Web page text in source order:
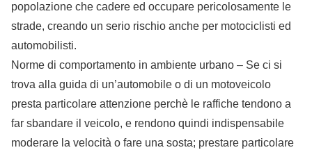
popolazione che cadere ed occupare pericolosamente le
strade, creando un serio rischio anche per motociclisti ed
automobilisti.
Norme di comportamento in ambiente urbano – Se ci si
trova alla guida di un’automobile o di un motoveicolo
presta particolare attenzione perchè le raffiche tendono a
far sbandare il veicolo, e rendono quindi indispensabile
moderare la velocità o fare una sosta; prestare particolare